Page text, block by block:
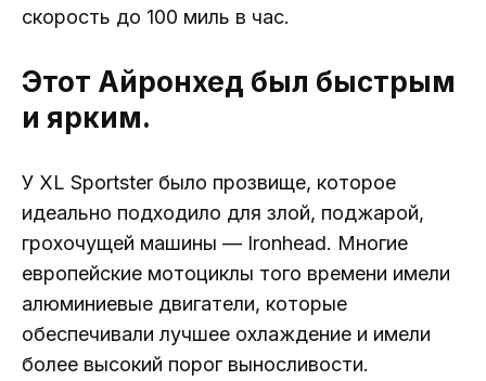
скорость до 100 миль в час.
Этот Айронхед был быстрым
и ярким.
У XL Sportster было прозвище, которое
идеально подходило для злой, поджарой,
грохочущей машины — Ironhead. Многие
европейские мотоциклы того времени имели
алюминиевые двигатели, которые
обеспечивали лучшее охлаждение и имели
более высокий порог выносливости.